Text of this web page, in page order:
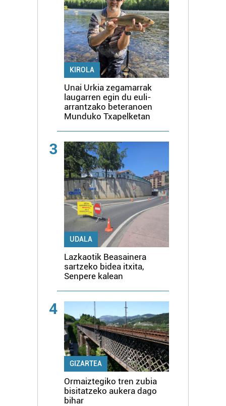
KIROLA
Unai Urkia zegamarrak
laugarren egin du euli-
arrantzako beteranoen
Munduko Txapelketan
3
UDALA
Lazkaotik Beasainera
sartzeko bidea itxita,
Senpere kalean
4
GIZARTEA
Ormaiztegiko tren zubia
bisitatzeko aukera dago
bihar